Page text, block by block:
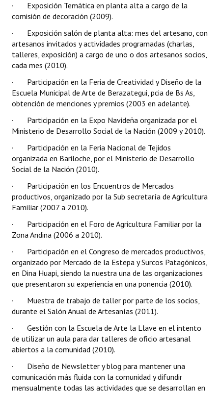
· Exposición Temática en planta alta a cargo de la
comisión de decoración (2009).
· Exposición salón de planta alta: mes del artesano, con
artesanos invitados y actividades programadas (charlas,
talleres, exposición) a cargo de uno o dos artesanos socios,
cada mes (2010).
· Participación en la Feria de Creatividad y Diseño de la
Escuela Municipal de Arte de Berazategui, pcia de Bs As,
obtención de menciones y premios (2003 en adelante).
· Participación en la Expo Navideña organizada por el
Ministerio de Desarrollo Social de la Nación (2009 y 2010).
· Participación en la Feria Nacional de Tejidos
organizada en Bariloche, por el Ministerio de Desarrollo
Social de la Nación (2010).
· Participación en los Encuentros de Mercados
productivos, organizado por la Sub secretaría de Agricultura
Familiar (2007 a 2010).
· Participación en el Foro de Agricultura Familiar por la
Zona Andina (2006 a 2010).
· Participación en el Congreso de mercados productivos,
organizado por Mercado de la Estepa y Surcos Patagónicos,
en Dina Huapi, siendo la nuestra una de las organizaciones
que presentaron su experiencia en una ponencia (2010).
· Muestra de trabajo de taller por parte de los socios,
durante el Salón Anual de Artesanías (2011).
· Gestión con la Escuela de Arte la Llave en el intento
de utilizar un aula para dar talleres de oficio artesanal
abiertos a la comunidad (2010).
· Diseño de Newsletter y blog para mantener una
comunicación más fluida con la comunidad y difundir
mensualmente todas las actividades que se desarrollan en